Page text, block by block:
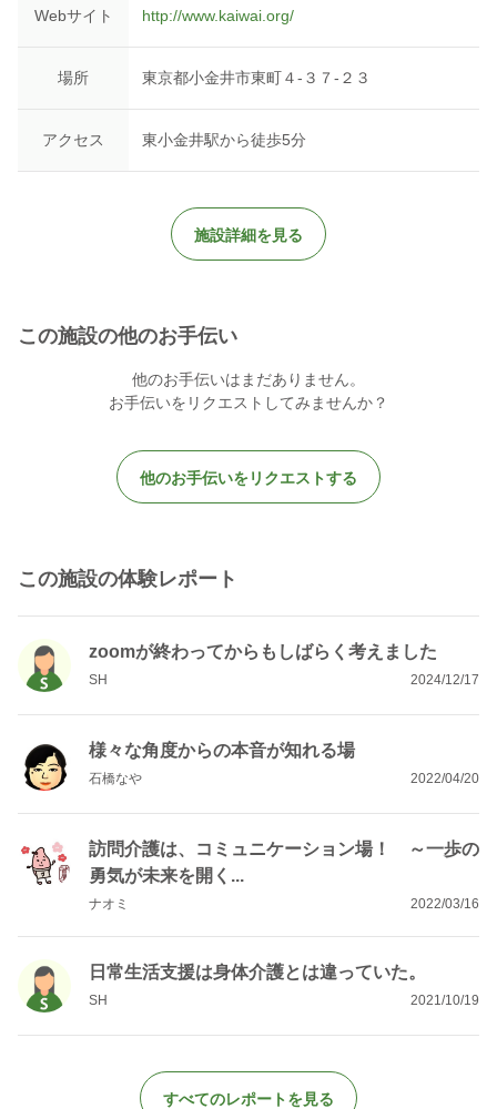
Webサイト http://www.kaiwai.org/
場所 東京都小金井市東町４-３７-２３
アクセス 東小金井駅から徒歩5分
施設詳細を見る
この施設の他のお手伝い
他のお手伝いはまだありません。
お手伝いをリクエストしてみませんか？
他のお手伝いをリクエストする
この施設の体験レポート
zoomが終わってからもしばらく考えました
SH 2024/12/17
様々な角度からの本音が知れる場
石橋なや 2022/04/20
訪問介護は、コミュニケーション場！ ～一歩の
勇気が未来を開く...
ナオミ 2022/03/16
日常生活支援は身体介護とは違っていた。
SH 2021/10/19
すべてのレポートを見る